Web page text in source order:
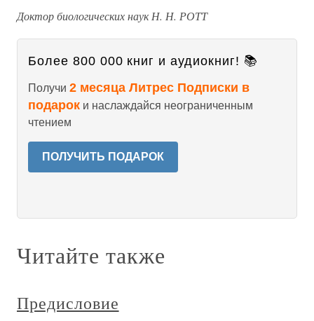
Доктор биологических наук Н. Н. РОТТ
Более 800 000 книг и аудиокниг! 📚
Получи 2 месяца Литрес Подписки в
подарок и наслаждайся неограниченным
чтением
ПОЛУЧИТЬ ПОДАРОК
Читайте также
Предисловие